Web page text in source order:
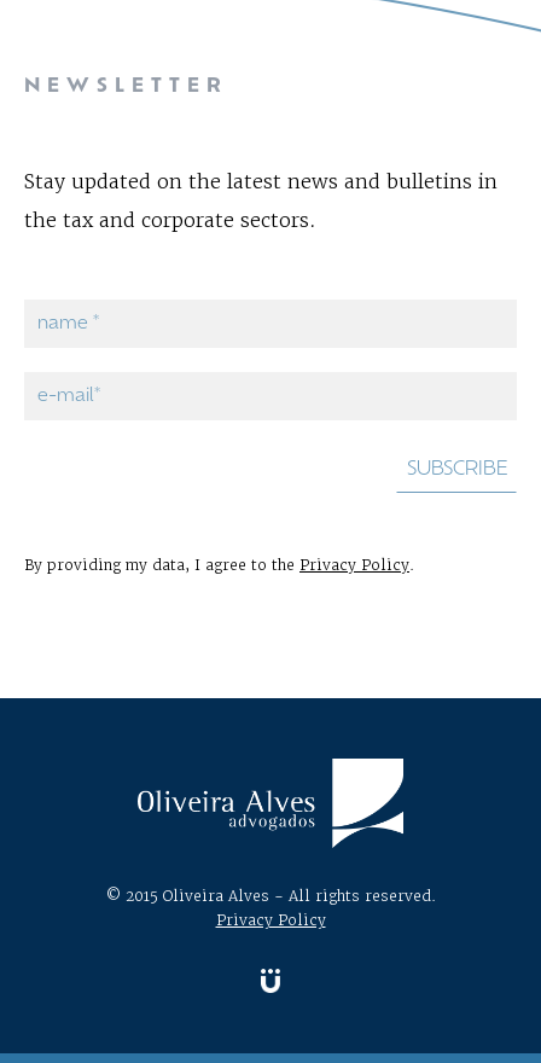
NEWSLETTER
Stay updated on the latest news and bulletins in
the tax and corporate sectors.
By providing my data, I agree to the Privacy Policy.
© 2015 Oliveira Alves - All rights reserved.
Privacy Policy